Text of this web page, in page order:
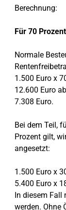
Berechnung:
Für 70
Normale
1.500 Euro x
12.600 Euro
7.308 Euro.
Bei dem Teil,
Prozent gilt,
angesetzt:
1.500 Euro x
5.400 Euro x
In diesem Fall
werden. Ohne